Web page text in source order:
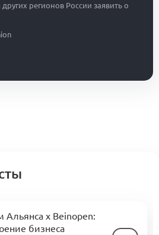
регионов России заявить о
Альянса x Beinopen:
бизнеса